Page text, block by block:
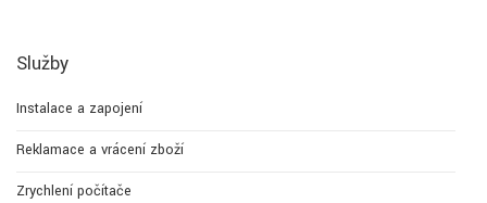
Služby
Instalace a zapojení
Reklamace a vrácení zboží
Zrychlení počítače